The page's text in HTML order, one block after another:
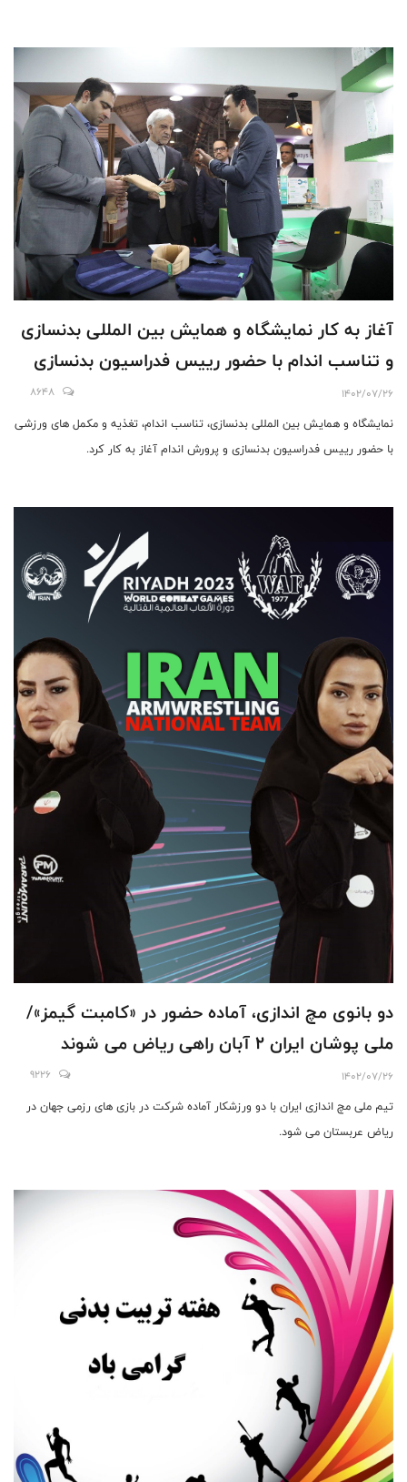
آغاز به کار نمایشگاه و همایش بین المللی بدنسازی
و تناسب اندام با حضور رییس فدراسیون بدنسازی
1402/07/26
8648
نمایشگاه و همایش بین المللی بدنسازی، تناسب اندام، تغذیه و مکمل های ورزشی
با حضور رییس فدراسیون بدنسازی و پرورش اندام آغاز به کار کرد.
دو بانوی مچ اندازی، آماده حضور در «کامبت گیمز»/
ملی پوشان ایران 2 آبان راهی ریاض می شوند
1402/07/26
9226
تیم ملی مچ اندازی ایران با دو ورزشکار آماده شرکت در بازی های رزمی جهان در
ریاض عربستان می شود.